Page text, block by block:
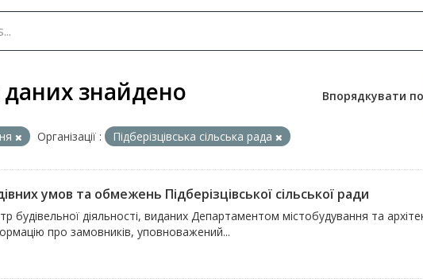
Впорядкувати по
знайдено
Організації : Підберізцівська сільська рада
умов та обмежень Підберізцівської сільської ради
будівельної діяльності, виданих Департаментом містобудування та
про замовників, уповноважений...